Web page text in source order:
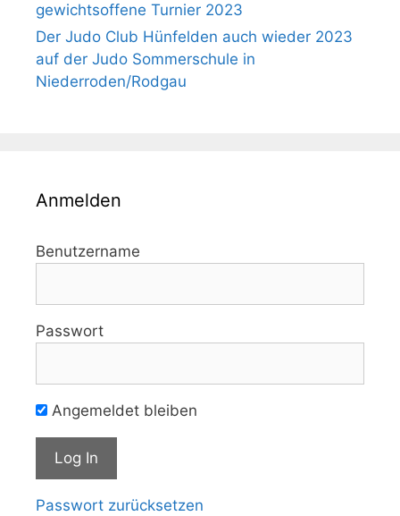
gewichtsoffene Turnier 2023
Der Judo Club Hünfelden auch wieder 2023
auf der Judo Sommerschule in
Niederroden/Rodgau
Anmelden
Benutzername
Passwort
Angemeldet bleiben
Passwort zurücksetzen